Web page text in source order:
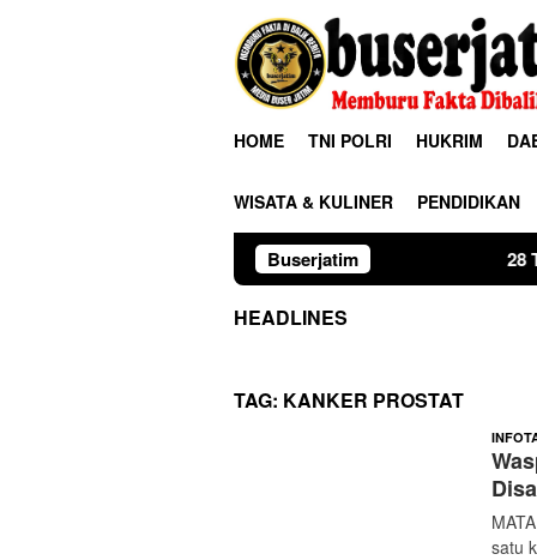
HOME TNI POLRI HUKRIM
WISATA & KULINER PENDIDIKAN
Buserjatim 28 Tahun
HEADLINES
TAG: KANKER PROSTAT
satu